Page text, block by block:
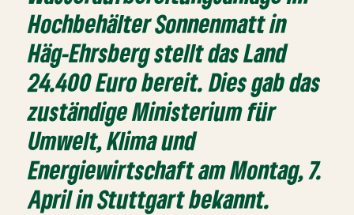
Hochbehälter Sonnenmatt in
Häg-Ehrsberg stellt das Land
24.400 Euro bereit. Dies gab das
zuständige Ministerium für
Umwelt, Klima und
Energiewirtschaft am Montag, 7.
April in Stuttgart bekannt.